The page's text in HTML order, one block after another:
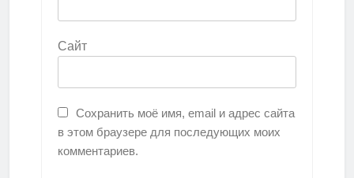
Сайт
Сохранить моё имя, email и адрес сайта
в этом браузере для последующих моих
комментариев.